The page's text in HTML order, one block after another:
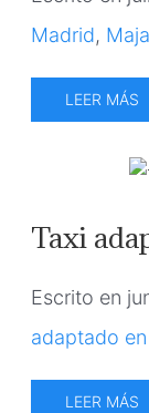
Madrid,
LEER MÁS
Taxi
Escrito en
adaptado en
LEER MÁS